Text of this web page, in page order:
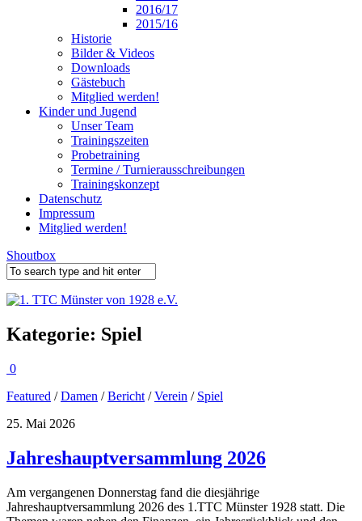
2016/17
2015/16
Historie
Bilder & Videos
Downloads
Gästebuch
Mitglied werden!
Kinder und Jugend
Unser Team
Trainingszeiten
Probetraining
Termine / Turnierausschreibungen
Trainingskonzept
Datenschutz
Impressum
Mitglied werden!
Shoutbox
Kategorie: Spiel
0
Featured /Damen /Bericht /Verein / Spiel
25. Mai 2026
Jahreshauptversammlung 2026
Am vergangenen Donnerstag fand die diesjährige
Jahreshauptversammlung 2026 des 1.TTC Münster 1928 statt. Die